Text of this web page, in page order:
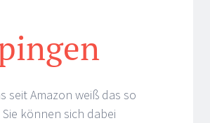
seit Amazon weiß das so
können sich dabei